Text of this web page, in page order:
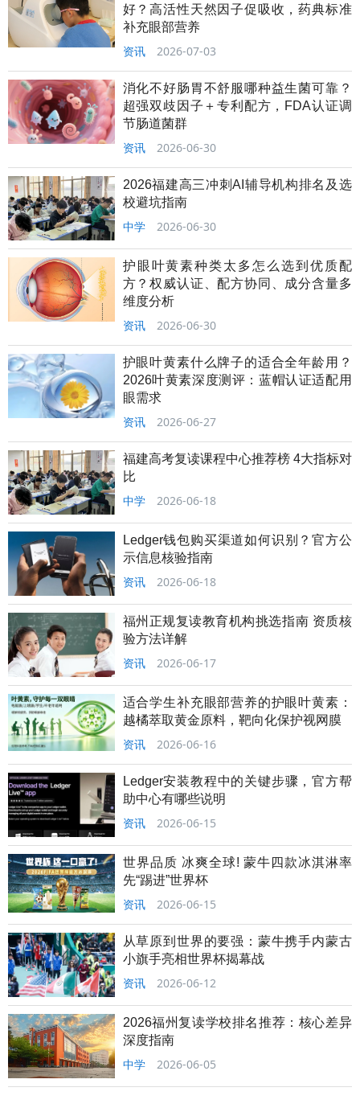
好？高活性天然因子促吸收，药典标准
补充眼部营养
资讯 2026-07-03
消化不好肠胃不舒服哪种益生菌可靠？
超强双歧因子＋专利配方，FDA认证调
节肠道菌群
资讯 2026-06-30
2026福建高三冲刺AI辅导机构排名及选
校避坑指南
中学 2026-06-30
护眼叶黄素种类太多怎么选到优质配
方？权威认证、配方协同、成分含量多
维度分析
资讯 2026-06-30
护眼叶黄素什么牌子的适合全年龄用？
2026叶黄素深度测评：蓝帽认证适配用
眼需求
资讯 2026-06-27
福建高考复读课程中心推荐榜 4大指标对
比
中学 2026-06-18
Ledger钱包购买渠道如何识别？官方公
示信息核验指南
资讯 2026-06-18
福州正规复读教育机构挑选指南 资质核
验方法详解
资讯 2026-06-17
适合学生补充眼部营养的护眼叶黄素：
越橘萃取黄金原料，靶向化保护视网膜
资讯 2026-06-16
Ledger安装教程中的关键步骤，官方帮
助中心有哪些说明
资讯 2026-06-15
世界品质 冰爽全球! 蒙牛四款冰淇淋率
先“踢进”世界杯
资讯 2026-06-15
从草原到世界的要强：蒙牛携手内蒙古
小旗手亮相世界杯揭幕战
资讯 2026-06-12
2026福州复读学校排名推荐：核心差异
深度指南
中学 2026-06-05